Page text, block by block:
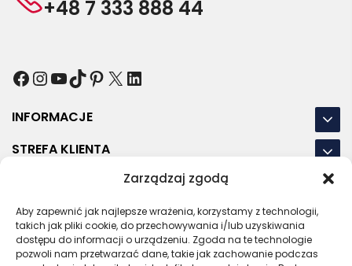
Zarządzaj zgodą
Aby zapewnić jak najlepsze wrażenia, korzystamy z technologii,
takich jak pliki cookie, do przechowywania i/lub uzyskiwania
dostępu do informacji o urządzeniu. Zgoda na te technologie
pozwoli nam przetwarzać dane, takie jak zachowanie podczas
+48 7 333 888 44
Facebook
Instagram
YouTube
TikTok
Pinterest
X LinkedIn
INFORMACJE
STREFA KLIENTA
NASZE LOKALIZACJE
OSTATNIE POSTY